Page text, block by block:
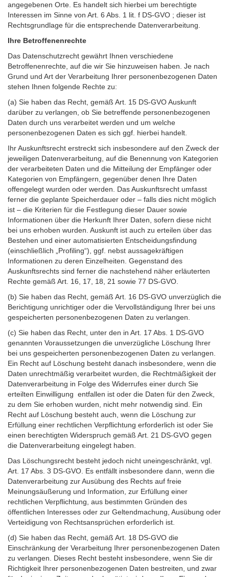
angegebenen Orte. Es handelt sich hierbei um berechtigte
Interessen im Sinne von Art. 6 Abs. 1 lit. f DS-GVO ; dieser ist
Rechtsgrundlage für die entsprechende Datenverarbeitung.
Ihre Betroffenenrechte
Das Datenschutzrecht gewährt Ihnen verschiedene
Betroffenenrechte, auf die wir Sie hinzuweisen haben. Je nach
Grund und Art der Verarbeitung Ihrer personenbezogenen Daten
stehen Ihnen folgende Rechte zu:
(a) Sie haben das Recht, gemäß Art. 15 DS-GVO Auskunft
darüber zu verlangen, ob Sie betreffende personenbezogenen
Daten durch uns verarbeitet werden und um welche
personenbezogenen Daten es sich ggf. hierbei handelt.
Ihr Auskunftsrecht erstreckt sich insbesondere auf den Zweck der
jeweiligen Datenverarbeitung, auf die Benennung von Kategorien
der verarbeiteten Daten und die Mitteilung der Empfänger oder
Kategorien von Empfängern, gegenüber denen Ihre Daten
offengelegt wurden oder werden. Das Auskunftsrecht umfasst
ferner die geplante Speicherdauer oder – falls dies nicht möglich
ist – die Kriterien für die Festlegung dieser Dauer sowie
Informationen über die Herkunft Ihrer Daten, sofern diese nicht
bei uns erhoben wurden. Auskunft ist auch zu erteilen über das
Bestehen und einer automatisierten Entscheidungsfindung
(einschließlich „Profiling“), ggf. nebst aussagekräftigen
Informationen zu deren Einzelheiten. Gegenstand des
Auskunftsrechts sind ferner die nachstehend näher erläuterten
Rechte gemäß Art. 16, 17, 18, 21 sowie 77 DS-GVO.
(b) Sie haben das Recht, gemäß Art. 16 DS-GVO unverzüglich die
Berichtigung unrichtiger oder die Vervollständigung Ihrer bei uns
gespeicherten personenbezogenen Daten zu verlangen.
(c) Sie haben das Recht, unter den in Art. 17 Abs. 1 DS-GVO
genannten Voraussetzungen die unverzügliche Löschung Ihrer
bei uns gespeicherten personenbezogenen Daten zu verlangen.
Ein Recht auf Löschung besteht danach insbesondere, wenn die
Daten unrechtmäßig verarbeitet wurden, die Rechtmäßigkeit der
Datenverarbeitung in Folge des Widerrufes einer durch Sie
erteilten Einwilligung entfallen ist oder die Daten für den Zweck,
zu dem Sie erhoben wurden, nicht mehr notwendig sind. Ein
Recht auf Löschung besteht auch, wenn die Löschung zur
Erfüllung einer rechtlichen Verpflichtung erforderlich ist oder Sie
einen berechtigten Widerspruch gemäß Art. 21 DS-GVO gegen
die Datenverarbeitung eingelegt haben.
Das Löschungsrecht besteht jedoch nicht uneingeschränkt, vgl.
Art. 17 Abs. 3 DS-GVO. Es entfällt insbesondere dann, wenn die
Datenverarbeitung zur Ausübung des Rechts auf freie
Meinungsäußerung und Information, zur Erfüllung einer
rechtlichen Verpflichtung, aus bestimmten Gründen des
öffentlichen Interesses oder zur Geltendmachung, Ausübung oder
Verteidigung von Rechtsansprüchen erforderlich ist.
(d) Sie haben das Recht, gemäß Art. 18 DS-GVO die
Einschränkung der Verarbeitung Ihrer personenbezogenen Daten
zu verlangen. Dieses Recht besteht insbesondere, wenn Sie dir
Richtigkeit Ihrer personenbezogenen Daten bestreiten, und zwar